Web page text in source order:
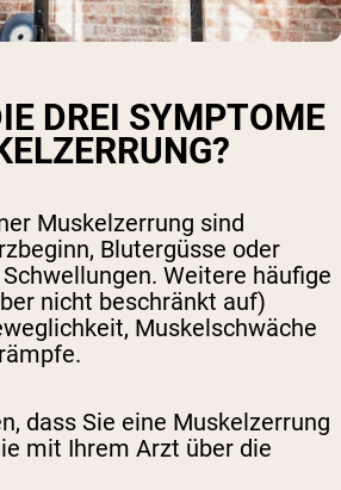
DREI SYMPTOME
Muskelzerrung sind
Blutergüsse oder
Weitere häufige
nicht beschränkt auf)
Muskelschwäche
dass Sie eine Muskelzerrung
mit Ihrem Arzt über die